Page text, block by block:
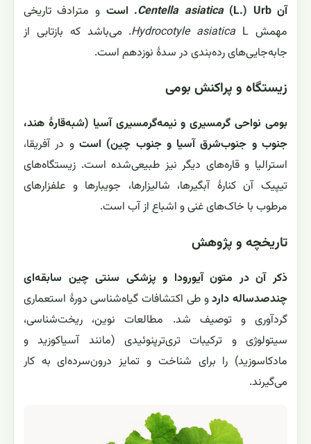
آن
Centella asiatica(L.) Urb. است
و مترادف تاریخی
مهمش
Hydrocotyle asiaticaL. می‌باشد که بازتابی از
جابه‌جایی‌های رده‌بندی در سدهٔ نوزدهم است.
زیستگاه و پراکنش بومی
بومی نواحی گرمسیری و نیمه‌گرمسیری آسیا (شبه‌قارهٔ هند،
جنوب و جنوب‌شرق آسیا و جنوب چین) است و در آفریقا،
استرالیا و قاره‌های دیگر نیز طبیعی‌شده است. زیستگاه‌های
تیپیک آن کنارهٔ آبگیرها، شالیزارها، جویبارها و علفزارهای
مرطوب با خاک‌های غنی و اشباع از آب است.
تاریخچه و پژوهش
ذکر آن در متون آیورودا و پزشکی سنتی چین سابقه‌ای
چندصدساله داردو طی اکتشافات گیاه‌شناسی دورهٔ استعماری
گردآوری و توصیف شد. مطالعات نوین، ریخت‌شناسی،
سیتولوژی و ترکیبات تری‌ترپنوئیدی (مانند آسیاکوزید و
مادکاسوزید) را برای شناخت و تمایز درون‌سرده‌ای به کار
می‌گیرند.